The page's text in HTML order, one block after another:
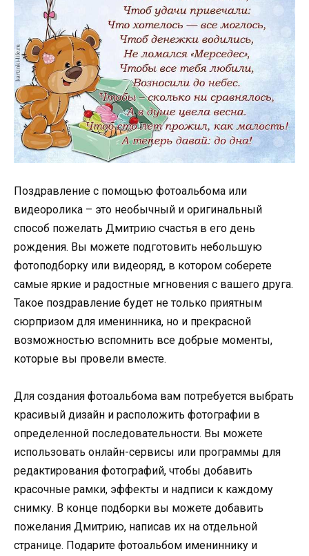
Поздравление с помощью фотоальбома или
видеоролика – это необычный и оригинальный
способ пожелать Дмитрию счастья в его день
рождения. Вы можете подготовить небольшую
фотоподборку или видеоряд, в котором соберете
самые яркие и радостные мгновения с вашего друга.
Такое поздравление будет не только приятным
сюрпризом для именинника, но и прекрасной
возможностью вспомнить все добрые моменты,
которые вы провели вместе.
Для создания фотоальбома вам потребуется выбрать
красивый дизайн и расположить фотографии в
определенной последовательности. Вы можете
использовать онлайн-сервисы или программы для
редактирования фотографий, чтобы добавить
красочные рамки, эффекты и надписи к каждому
снимку. В конце подборки вы можете добавить
пожелания Дмитрию, написав их на отдельной
странице. Подарите фотоальбом имениннику и